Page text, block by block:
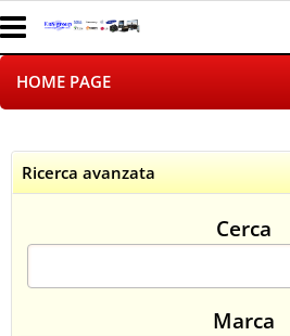
HOME PAGE
LOGISTICA
NEGOZI ON LINE
Ricerca avanzata
Cerca
Marca